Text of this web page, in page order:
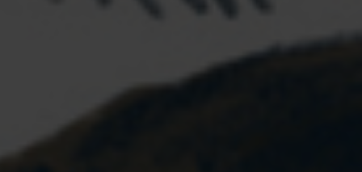
SKRIV I F&F
PRENUMERERA PÅ F&F
ANNONSERA I F&F